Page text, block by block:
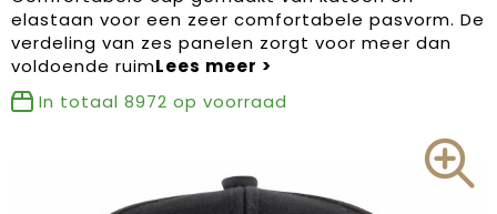
Kleding en textiel
Tassen
Dag van de Zorg
Kerstartikelen
elastaan voor een zeer comfortabele pasvorm. De
verdeling van zes panelen zorgt voor meer dan
voldoende ruim
In totaal 8972 op voorraad